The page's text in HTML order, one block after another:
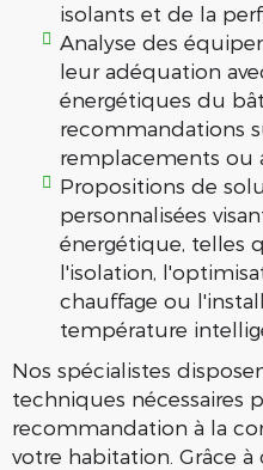
isolants et de la
Analyse des
leur adéquation
énergétiques du
recommandations
remplacements ou
Propositions de
personnalisées
énergétique, telles
l'isolation,
chauffage ou
température
Nos spécialistes
techniques nécessaires
recommandation à la
votre habitation. Grâce